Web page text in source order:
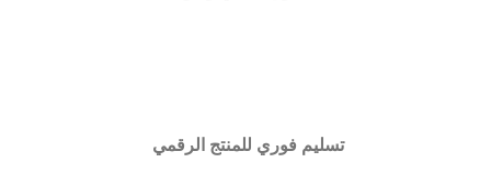
تسليم فوري للمنتج الرقمي